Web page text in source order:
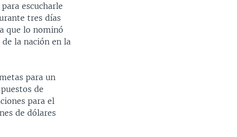
escucharle
tres días
que lo nominó
la nación en la
para un
de
para el
de dólares